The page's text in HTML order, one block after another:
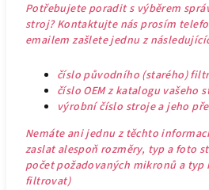
Potřebujete poradit s výběrem
stroj? Kontaktujte nás prosím
emailem zašlete jednu z
číslo původního (starého)
číslo OEM z katalogu vašeho
výrobní číslo stroje a jeho
Nemáte ani jednu z těchto
zaslat alespoň rozměry, typ a foto
počet požadovaných mikronů a typ
filtrovat)